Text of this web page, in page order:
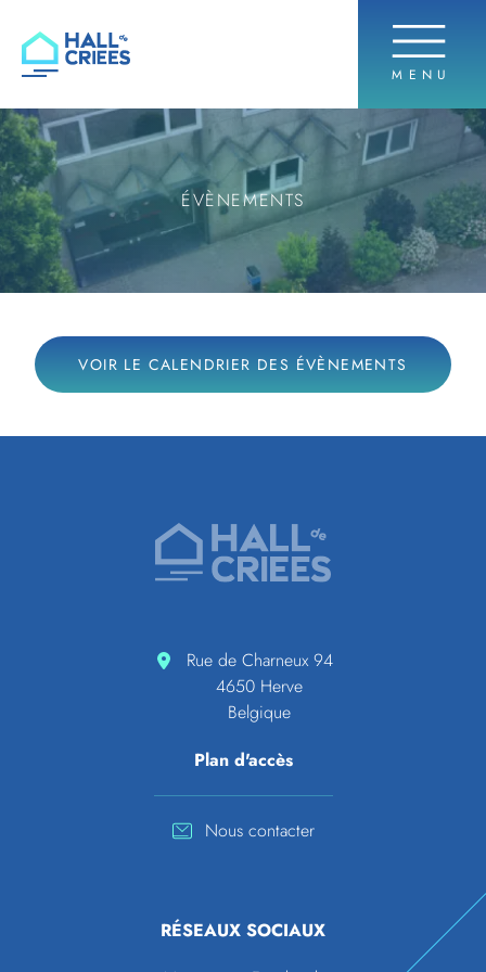
OUVRIR
MENU
Hall de criées
ÉVÈNEMENTS
VOIR LE CALENDRIER DES ÉVÈNEMENTS
Accueil de Hall de criées
Rue de Charneux 94
4650 Herve
Belgique
Plan d'accès
Nous contacter
RÉSEAUX SOCIAUX